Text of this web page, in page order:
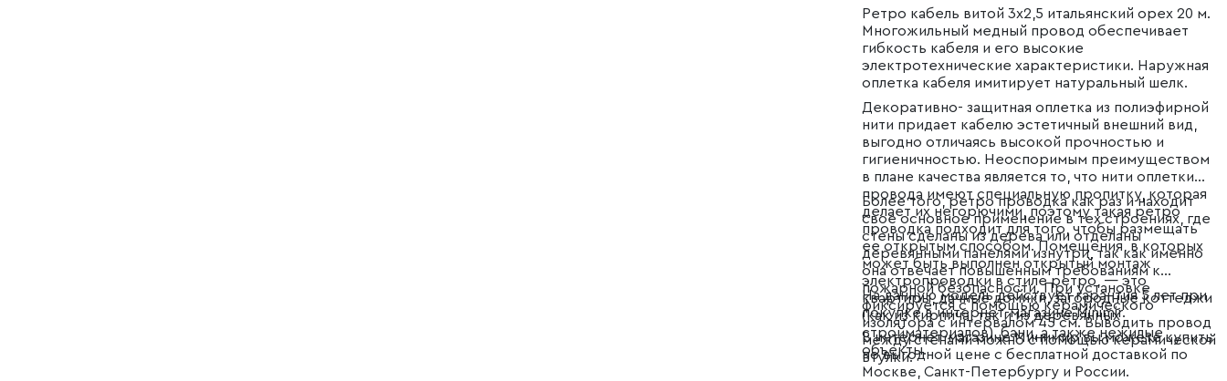
Ретро кабель витой 3х2,5 итальянский орех 20 м.
Многожильный медный провод обеспечивает
гибкость кабеля и его высокие
электротехнические характеристики. Наружная
оплетка кабеля имитирует натуральный шелк.
Декоративно- защитная оплетка из полиэфирной
нити придает кабелю эстетичный внешний вид,
выгодно отличаясь высокой прочностью и
гигиеничностью. Неоспоримым преимуществом
в плане качества является то, что нити оплетки
провода имеют специальную пропитку, которая
делает их негорючими, поэтому такая ретро
проводка подходит для того, чтобы размещать
ее открытым способом. Помещения, в которых
может быть выполнен открытый монтаж
электропроводки в стиле ретро, — это
квартиры, дачные домики, загородные коттеджи
(как из кирпича, так и из деревянных
стройматериалов), бани, а также нежилые
объекты.
Более того, ретро проводка как раз и находит
свое основное применение в тех строениях, где
стены сделаны из дерева или отделаны
деревянными панелями изнутри, так как именно
она отвечает повышенным требованиям к
пожарной безопасности. При установке
фиксируется с помощью керамического
изолятора с интервалом 45 см. Выводить провод
между стенами можно с помощью керамической
втулки.
На данную модель действует гарантия 5 лет при
покупке в интернет-магазине Minimir.
В интернет-магазине Минимир вы можете купить
по выгодной цене с бесплатной доставкой по
Москве, Санкт-Петербургу и России.